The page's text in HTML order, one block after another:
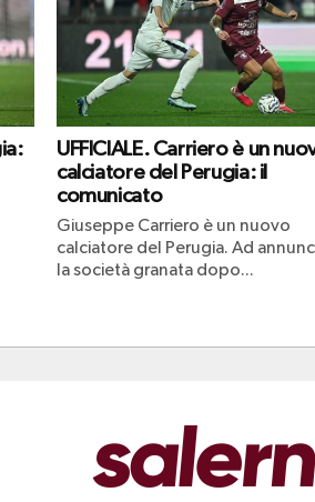
UFFICIALE. Carriero è un
calciatore del Perugia: il
comunicato
Giuseppe Carriero è un nuovo
calciatore del Perugia. Ad
la società granata dopo...